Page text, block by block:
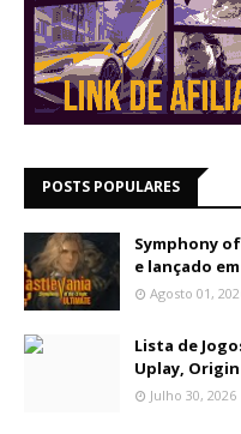
POSTS POPULARES
Symphony
e lançado
Agosto 01,
Lista de
Uplay, Origin
Julho 30, 2026